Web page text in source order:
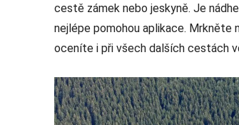
cestě zámek nebo jeskyně. Je
nejlépe pomohou aplikace. Mrkněte
oceníte i při všech dalších cestách